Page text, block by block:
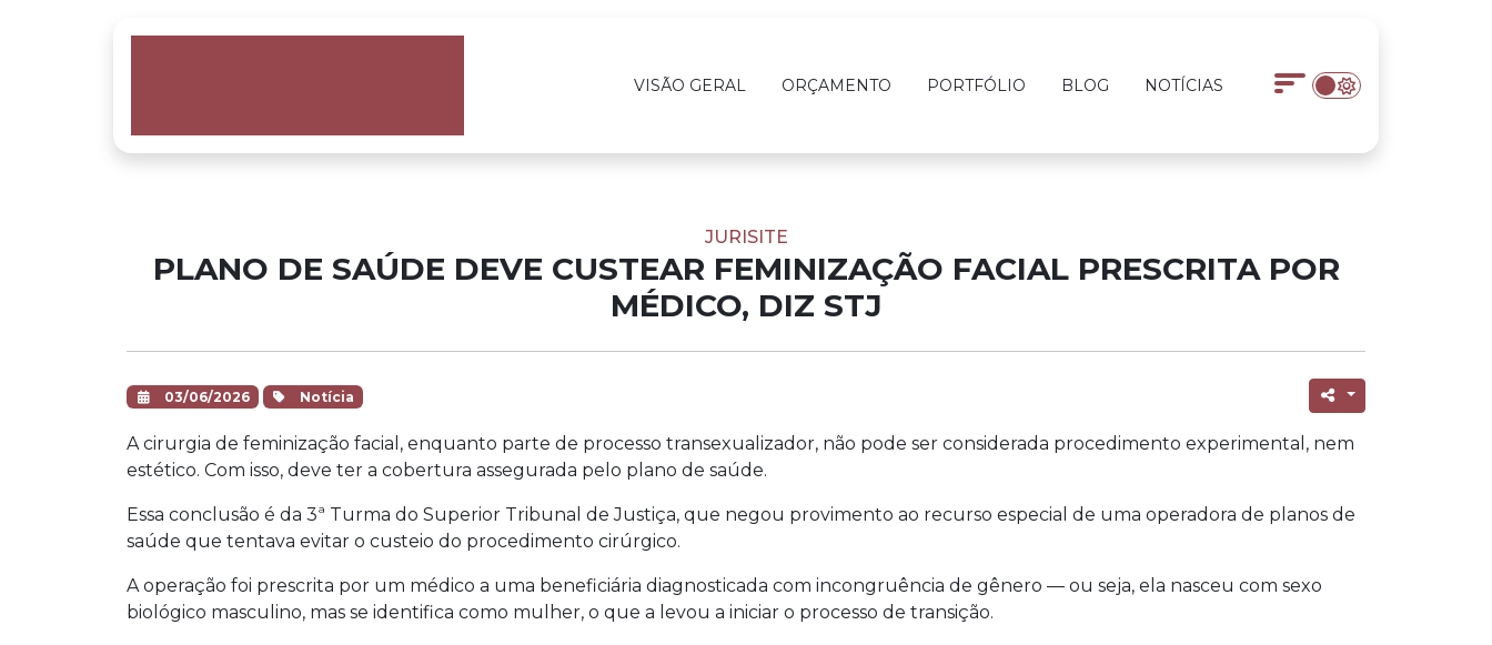
VISÃO GERAL ORÇAMENTO PORTFÓLIO BLOG NOTÍCIAS
JURISITE
PLANO DE SAÚDE DEVE CUSTEAR FEMINIZAÇÃO FACIAL PRESCRITA POR
MÉDICO, DIZ STJ
03/06/2026 Notícia
A cirurgia de feminização facial, enquanto parte de processo transexualizador, não pode ser considerada procedimento experimental, nem
estético. Com isso, deve ter a cobertura assegurada pelo plano de saúde.
Essa conclusão é da 3ª Turma do Superior Tribunal de Justiça, que negou provimento ao recurso especial de uma operadora de planos de
saúde que tentava evitar o custeio do procedimento cirúrgico.
A operação foi prescrita por um médico a uma beneficiária diagnosticada com incongruência de gênero — ou seja, ela nasceu com sexo
biológico masculino, mas se identifica como mulher, o que a levou a iniciar o processo de transição.